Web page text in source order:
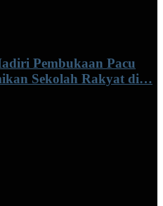
Pembukaan Pacu
Sekolah Rakyat di…